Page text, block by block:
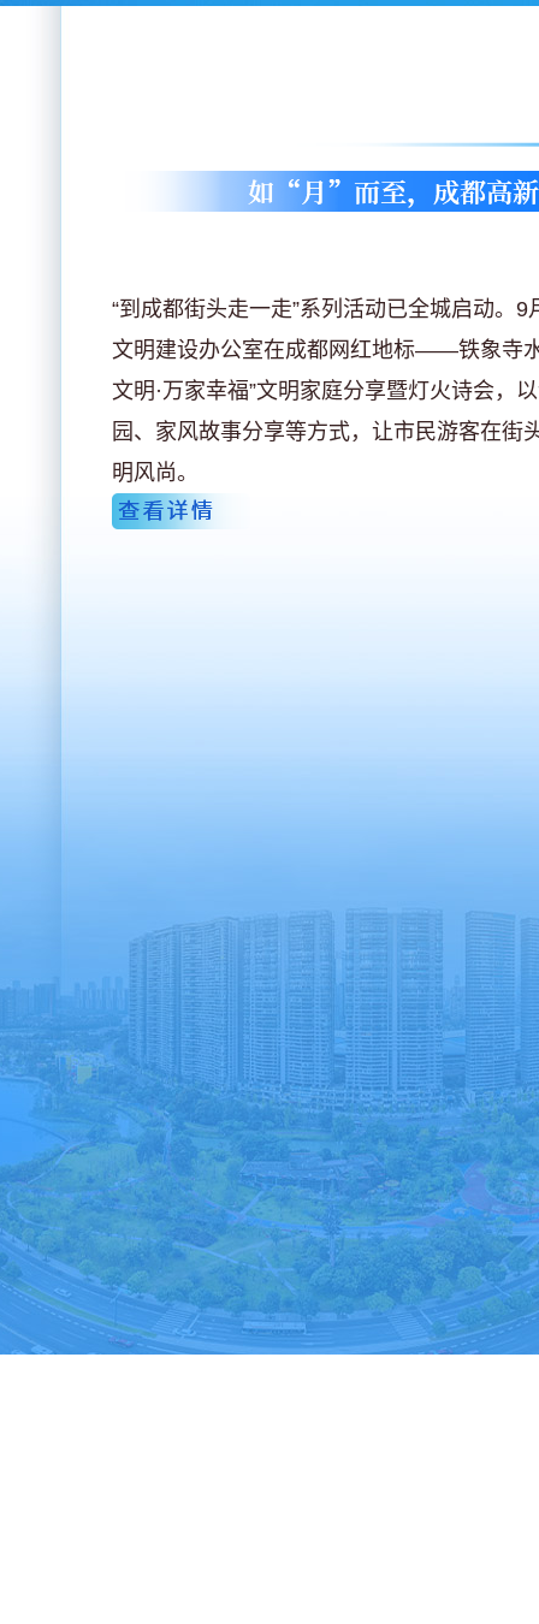
“到成都街头走一走”系列活动已全城启动。
文明建设办公室在成都网红地标——铁象寺
文明·万家幸福”文明家庭分享暨灯火诗会，
园、家风故事分享等方式，让市民游客在街
明风尚。